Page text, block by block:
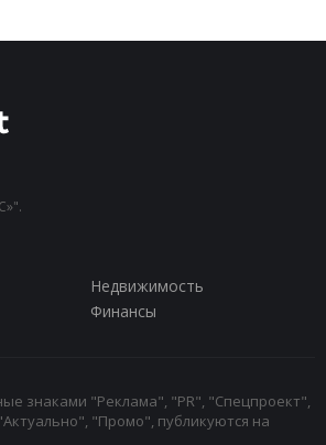
Недвижимость
Финансы
знаками "Реклама", "PR", "Спецпроект",
"Промо", публикуются на